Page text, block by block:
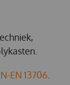
EN 13706